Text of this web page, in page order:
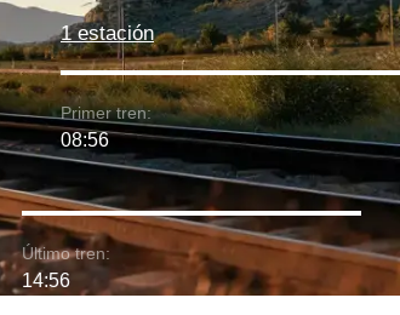
1 estación
Primer tren:
08:56
Último tren:
14:56